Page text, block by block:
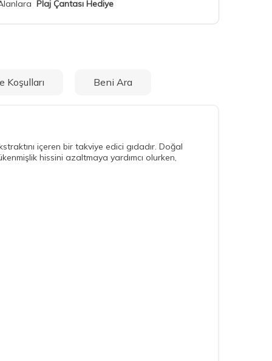
Plaj Çantası Hediye
Koşulları Beni Ara
içeren bir takviye edici gıdadır. Doğal
hissini azaltmaya yardımcı olurken,